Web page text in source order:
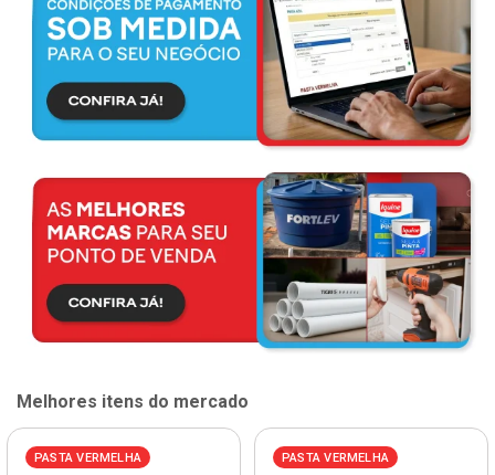
Melhores itens do mercado
PASTA VERMELHA PASTA VERMELHA